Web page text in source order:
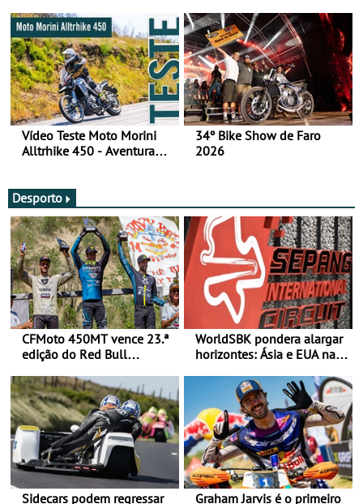
Vídeo Teste Moto Morini
Alltrhike 450 - Aventura
34º Bike Show de Faro
2026
Desporto
CFMoto 450MT vence 23.ª
edição do Red Bull
Categorias Adventure -
Vitória na Ultimate, Core e
Lite
WorldSBK pondera alargar
horizontes: Ásia e EUA na
Sidecars podem regressar Graham Jarvis é o primeiro